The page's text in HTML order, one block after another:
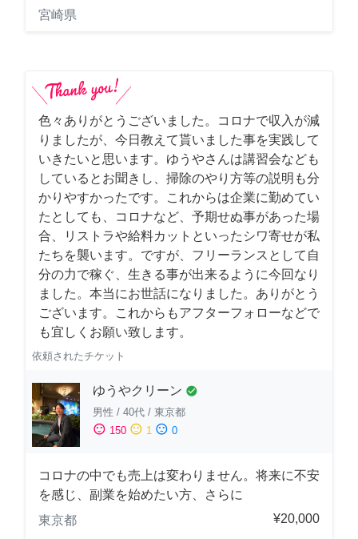
宮崎県
色々ありがとうございました。コロナで収入が減
りましたが、今日教えて貰いました事を実践して
いきたいと思います。ゆうやさんは講習会なども
しているとお聞きし、掃除のやり方等の説明も分
かりやすかったです。これからは企業に勤めてい
たとしても、コロナなど、予期せぬ事があった場
合、リストラや給料カットといったシワ寄せが私
たちを襲います。ですが、フリーランスとして自
分の力で稼ぐ、生きる事が出来るように今回なり
ました。本当にお世話になりました。ありがとう
ございます。これからもアフターフォローなどで
も宜しくお願い致します。
依頼されたチケット
ゆうやクリーン check_circle
男性 / 40代 / 東京都
sentiment_satisfied 150 sentiment_neutral 1 sentiment_dissatisfied 0
コロナの中でも売上は変わりません。将来に不安
を感じ、副業を始めたい方、さらに
東京都
¥20,000